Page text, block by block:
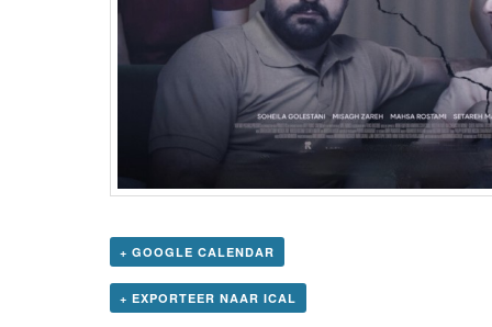
+ GOOGLE CALENDAR
+ EXPORTEER NAAR ICAL